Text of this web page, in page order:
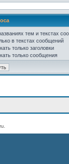
тем и текстах
в текстах сообщений
только заголовки
только сообщения